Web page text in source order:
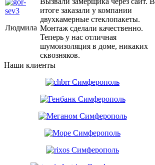
Людмила
итоге заказали у компании
двухкамерные стеклопакеты.
Монтаж сделали качественно.
Теперь у нас отличная
шумоизоляция в доме, никаких
сквозняков.
Наши клиенты